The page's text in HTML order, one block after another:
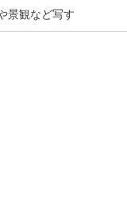
景観など写す